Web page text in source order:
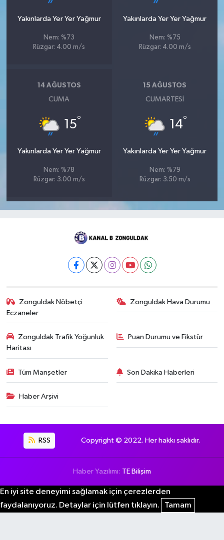
Yakınlarda Yer Yer Yağmur
Nem: %73
Rüzgar: 4.00 m/s
Yakınlarda Yer Yer Yağmur
Nem: %75
Rüzgar: 4.00 m/s
14 AĞUSTOS
CUMA
15°
Yakınlarda Yer Yer Yağmur
Nem: %78
Rüzgar: 3.00 m/s
15 AĞUSTOS
CUMARTESI
14°
Yakınlarda Yer Yer Yağmur
Nem: %79
Rüzgar: 3.50 m/s
Zonguldak Nöbetçi
Eczaneler
Zonguldak Hava Durumu
Zonguldak Trafik Yoğunluk
Haritası
Puan Durumu ve Fikstür
Tüm Manşetler Son Dakika Haberleri
Haber Arşivi
RSS Copyright © 2022. Her hakkı saklıdır.
Haber Yazılımı: TE Bilişim
En iyi site deneyimi sağlamak için çerezlerden
faydalanıyoruz. Detaylar için lütfen tıklayın.
Tamam